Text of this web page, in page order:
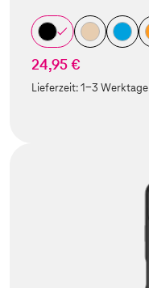
24,95 €
Lieferzeit:1-3 Werktage